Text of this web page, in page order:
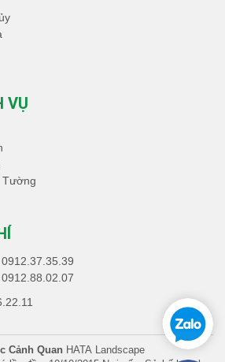
VỤ
Tường
0912.37.35.39
0912.88.02.07
Cảnh Quan HATA Landscape